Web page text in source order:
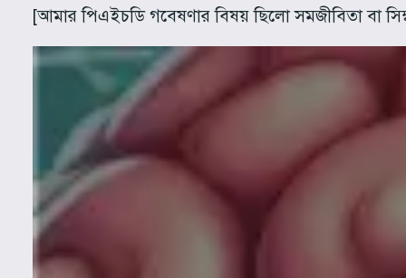
[আমার পিএইচডি গবেষণার বিষয় ছিলো সমজীবিতা বা